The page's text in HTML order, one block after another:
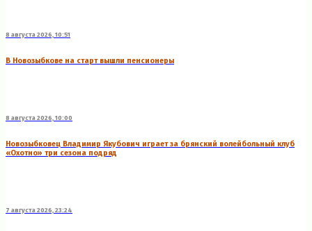
8 августа 2026, 10:51
В Новозыбкове на старт вышли пенсионеры
8 августа 2026, 10:00
Новозыбковец Владимир Якубович играет за брянский волейбольный клуб
«Охотно» три сезона подряд
7 августа 2026, 23:24